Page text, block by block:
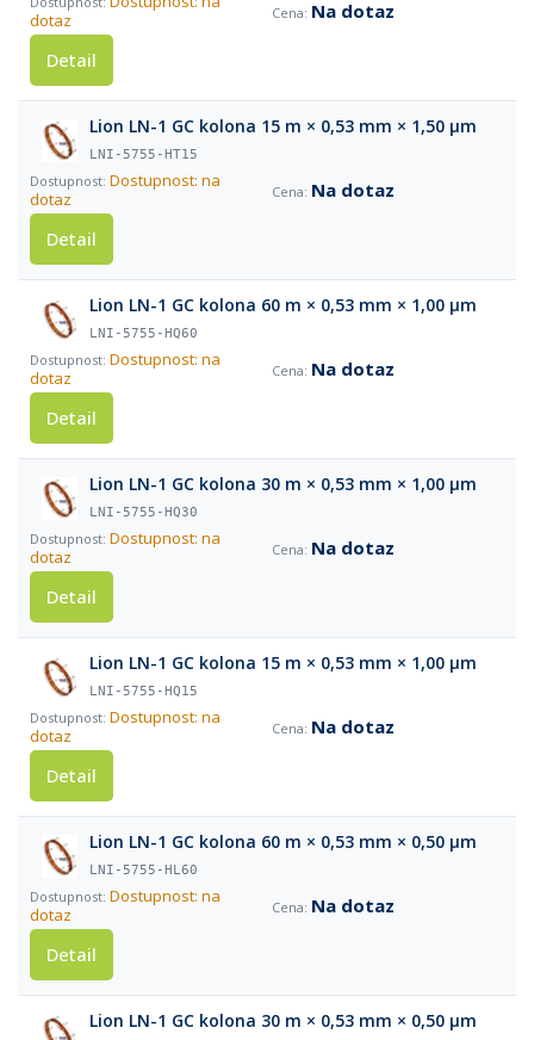
dotaz
Na dotaz
Detail
Lion LN-1 GC kolona 15 m × 0,53 mm × 1,50 µm
LNI-5755-HT15
Dostupnost: na
dotaz
Na dotaz
Detail
Lion LN-1 GC kolona 60 m × 0,53 mm × 1,00 µm
LNI-5755-HQ60
Dostupnost: na
dotaz
Na dotaz
Detail
Lion LN-1 GC kolona 30 m × 0,53 mm × 1,00 µm
LNI-5755-HQ30
Dostupnost: na
dotaz
Na dotaz
Detail
Lion LN-1 GC kolona 15 m × 0,53 mm × 1,00 µm
LNI-5755-HQ15
Dostupnost: na
dotaz
Na dotaz
Detail
Lion LN-1 GC kolona 60 m × 0,53 mm × 0,50 µm
LNI-5755-HL60
Dostupnost: na
dotaz
Na dotaz
Detail
Lion LN-1 GC kolona 30 m × 0,53 mm × 0,50 µm